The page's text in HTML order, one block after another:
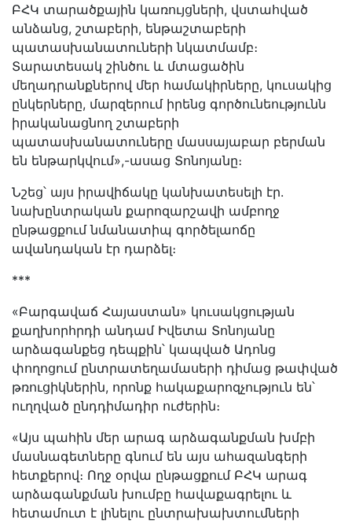
ԲՀԿ տարածքային կառույցների, վստահված
անձանց, շտաբերի, ենթաշտաբերի
պատասխանատուների նկատմամբ։
Տարատեսակ շինծու և մտացածին
մեղադրանքներով մեր համակիրները, կուսակից
ընկերները, մարզերում իրենց գործունեությունն
իրականացնող շտաբերի
պատասխանատուները մասսայաբար բերման
են ենթարկվում»,-ասաց Տոնոյանը։
Նշեց՝ այս իրավիճակը կանխատեսելի էր.
նախընտրական քարոզարշավի ամբողջ
ընթացքում նմանատիպ գործելաոճը
ավանդական էր դարձել։
***
«Բարգավաճ Հայաստան» կուսակցության
քաղխորհրդի անդամ Իվետա Տոնոյանը
արձագանքեց դեպքին՝ կապված Ադոնց
փողոցում ընտրատեղամասերի դիմաց թափված
թռուցիկներին, որոնք հակաքարոզչություն են՝
ուղղված ընդդիմադիր ուժերին։
«Այս պահին մեր արագ արձագանքման խմբի
մասնագետները գնում են այս ահազանգերի
հետքերով։ Ողջ օրվա ընթացքում ԲՀԿ արագ
արձագանքման խումբը հավաքագրելու և
հետամուտ է լինելու ընտրախախտումների